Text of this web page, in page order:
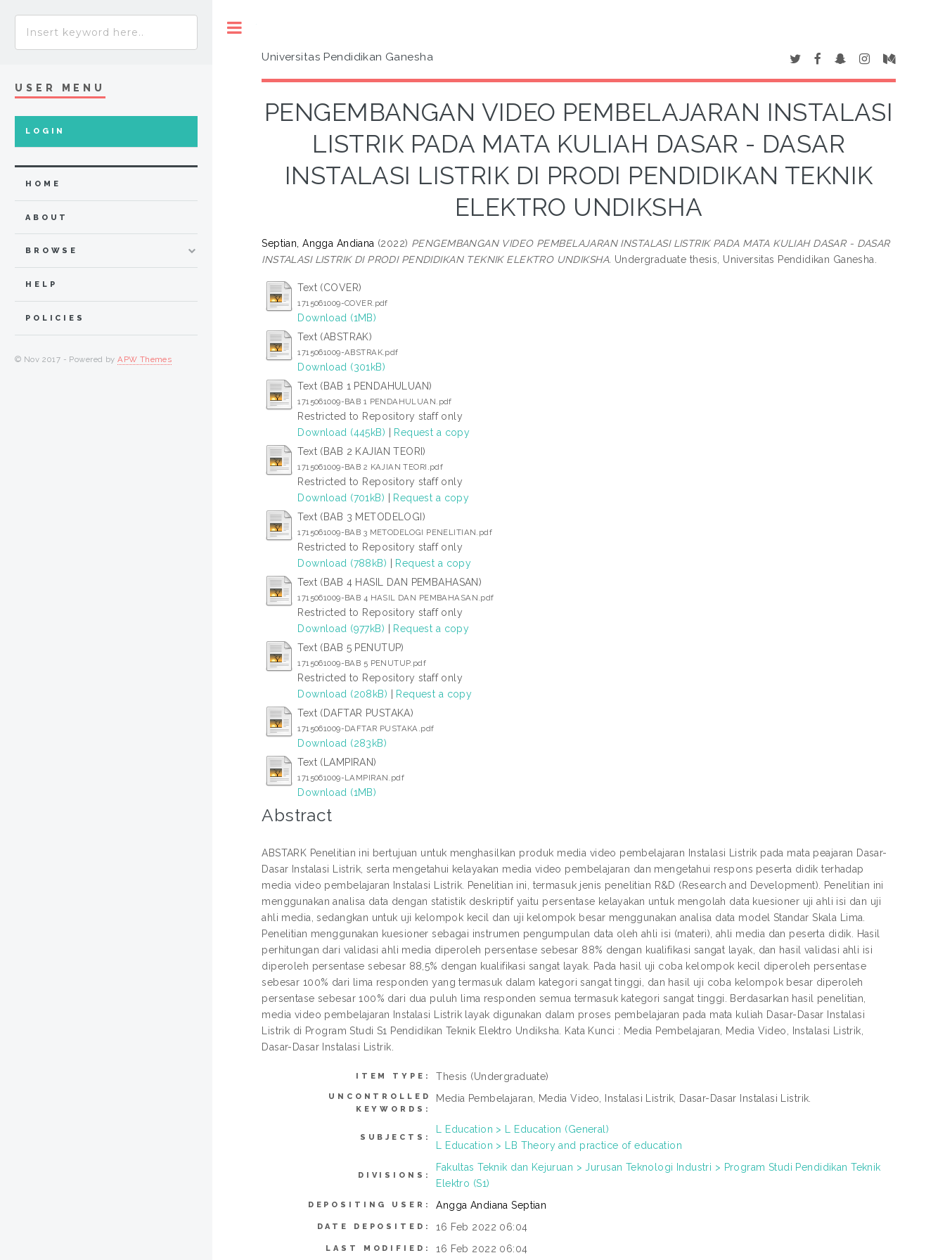
Universitas Pendidikan Ganesha
PENGEMBANGAN VIDEO PEMBELAJARAN INSTALASI
LISTRIK PADA MATA KULIAH DASAR - DASAR
INSTALASI LISTRIK DI PRODI PENDIDIKAN TEKNIK
ELEKTRO UNDIKSHA
Septian, Angga Andiana (2022) PENGEMBANGAN VIDEO PEMBELAJARAN INSTALASI LISTRIK PADA MATA KULIAH DASAR - DASAR
INSTALASI LISTRIK DI PRODI PENDIDIKAN TEKNIK ELEKTRO UNDIKSHA. Undergraduate thesis, Universitas Pendidikan Ganesha.
Text (COVER)
1715061009-COVER.pdf
Download (1MB)
Text (ABSTRAK)
1715061009-ABSTRAK.pdf
Download (301kB)
Text (BAB 1 PENDAHULUAN)
1715061009-BAB 1 PENDAHULUAN.pdf
Restricted to Repository staff only
Download (445kB) | Request a copy
Text (BAB 2 KAJIAN TEORI)
1715061009-BAB 2 KAJIAN TEORI.pdf
Restricted to Repository staff only
Download (701kB) | Request a copy
Text (BAB 3 METODELOGI)
1715061009-BAB 3 METODELOGI PENELITIAN.pdf
Restricted to Repository staff only
Download (788kB) | Request a copy
Text (BAB 4 HASIL DAN PEMBAHASAN)
1715061009-BAB 4 HASIL DAN PEMBAHASAN.pdf
Restricted to Repository staff only
Download (977kB) | Request a copy
Text (BAB 5 PENUTUP)
1715061009-BAB 5 PENUTUP.pdf
Restricted to Repository staff only
Download (208kB) | Request a copy
Text (DAFTAR PUSTAKA)
1715061009-DAFTAR PUSTAKA.pdf
Download (283kB)
Text (LAMPIRAN)
1715061009-LAMPIRAN.pdf
Download (1MB)
Abstract
ABSTARK Penelitian ini bertujuan untuk menghasilkan produk media video pembelajaran Instalasi Listrik pada mata peajaran Dasar-
Dasar Instalasi Listrik, serta mengetahui kelayakan media video pembelajaran dan mengetahui respons peserta didik terhadap
media video pembelajaran Instalasi Listrik. Penelitian ini, termasuk jenis penelitian R&D (Research and Development). Penelitian ini
menggunakan analisa data dengan statistik deskriptif yaitu persentase kelayakan untuk mengolah data kuesioner uji ahli isi dan uji
ahli media, sedangkan untuk uji kelompok kecil dan uji kelompok besar menggunakan analisa data model Standar Skala Lima.
Penelitian menggunakan kuesioner sebagai instrumen pengumpulan data oleh ahli isi (materi), ahli media dan peserta didik. Hasil
perhitungan dari validasi ahli media diperoleh persentase sebesar 88% dengan kualifikasi sangat layak, dan hasil validasi ahli isi
diperoleh persentase sebesar 88,5% dengan kualifikasi sangat layak. Pada hasil uji coba kelompok kecil diperoleh persentase
sebesar 100% dari lima responden yang termasuk dalam kategori sangat tinggi, dan hasil uji coba kelompok besar diperoleh
persentase sebesar 100% dari dua puluh lima responden semua termasuk kategori sangat tinggi. Berdasarkan hasil penelitian,
media video pembelajaran Instalasi Listrik layak digunakan dalam proses pembelajaran pada mata kuliah Dasar-Dasar Instalasi
Listrik di Program Studi S1 Pendidikan Teknik Elektro Undiksha. Kata Kunci : Media Pembelajaran, Media Video, Instalasi Listrik,
Dasar-Dasar Instalasi Listrik.
ITEM TYPE: Thesis (Undergraduate)
UNCONTROLLED
KEYWORDS:
Media Pembelajaran, Media Video, Instalasi Listrik, Dasar-Dasar Instalasi Listrik.
SUBJECTS:
L Education > L Education (General)
L Education > LB Theory and practice of education
DIVISIONS:
Fakultas Teknik dan Kejuruan > Jurusan Teknologi Industri > Program Studi Pendidikan Teknik
Elektro (S1)
DEPOSITING USER: Angga Andiana Septian
DATE DEPOSITED: 16 Feb 2022 06:04
LAST MODIFIED: 16 Feb 2022 06:04
USER MENU
LOGIN
HOME
ABOUT
BROWSE
HELP
POLICIES
© Nov 2017 - Powered byAPW Themes